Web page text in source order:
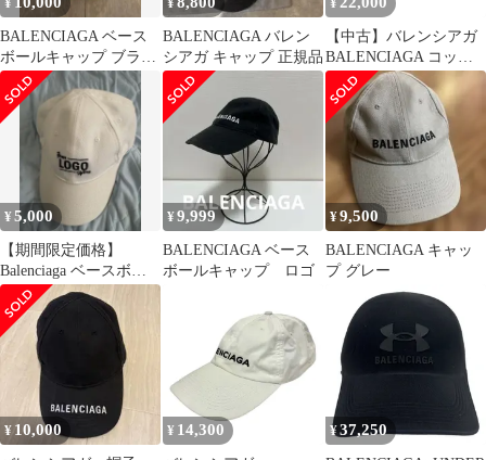
¥
BALENCIAGA ベース
ボールキャップ ブラッ
ク
¥
BALENCIAGA バレン
シアガ キャップ 正規品
¥
【中古】バレンシアガ
BALENCIAGA コット
ン ベースボールキャッ
プ ボルドー【サイズ
L】【ユニセックス】
¥5,000
【期間限定価格】
Balenciaga ベースボー
ルキャップ ホワイト
¥9,999
BALENCIAGA ベース
ボールキャップ ロゴ
¥9,500
BALENCIAGA キャッ
プ グレー
¥ 10,000 ¥ 14,300 ¥37,250